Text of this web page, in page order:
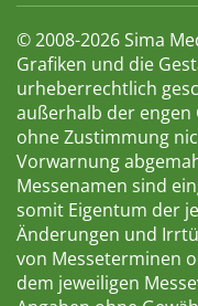
© 2008-2026 Sima
Grafiken und die
urheberrechtlich
außerhalb der engen
ohne Zustimmung
Vorwarnung
Messenamen sind
somit Eigentum der
Änderungen und
von Messeterminen
dem jeweiligen